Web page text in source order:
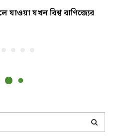
যখন বিশ্ব বাণিজ্যের